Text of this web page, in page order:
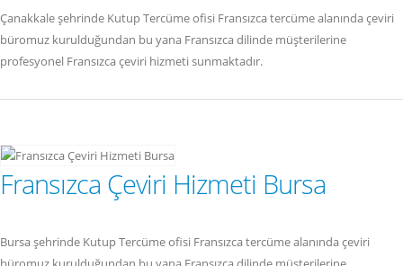
Çanakkale şehrinde Kutup Tercüme ofisi Fransızca tercüme alanında çeviri
büromuz kurulduğundan bu yana Fransızca dilinde müşterilerine
profesyonel Fransızca çeviri hizmeti sunmaktadır.
Fransızca Çeviri Hizmeti Bursa
Bursa şehrinde Kutup Tercüme ofisi Fransızca tercüme alanında çeviri